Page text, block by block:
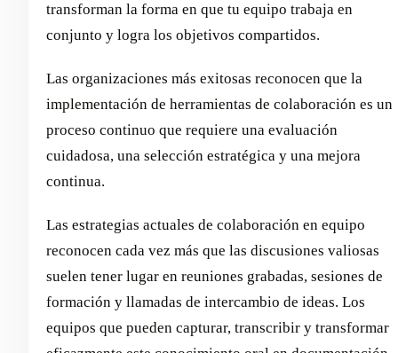
transforman la forma en que tu equipo trabaja en
conjunto y logra los objetivos compartidos.
Las organizaciones más exitosas reconocen que la
implementación de herramientas de colaboración es un
proceso continuo que requiere una evaluación
cuidadosa, una selección estratégica y una mejora
continua.
Las estrategias actuales de colaboración en equipo
reconocen cada vez más que las discusiones valiosas
suelen tener lugar en reuniones grabadas, sesiones de
formación y llamadas de intercambio de ideas. Los
equipos que pueden capturar, transcribir y transformar